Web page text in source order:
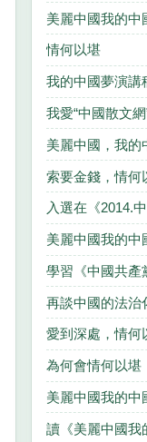
美麗中國我的中
情何以堪
我的中國夢演
我愛“中國散文
美麗中國，我的
索要金錢，情何
入選在《2014.
美麗中國我的中
再談中國的法治
愛到深處，情何
為何會情何以堪
美麗中國我的中
讀《美麗中國我